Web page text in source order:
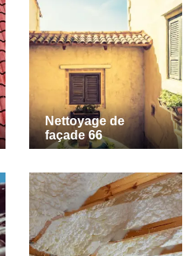
Nettoyage de
façade 66